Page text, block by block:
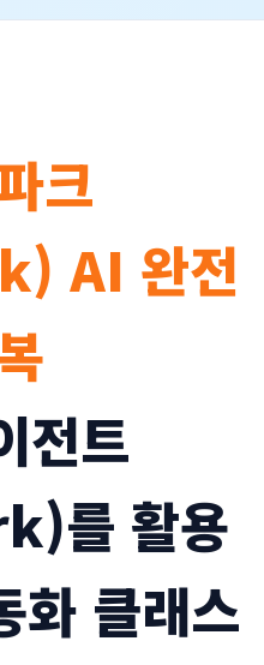
크
AI 완전
전트
를 활용
화 클래스